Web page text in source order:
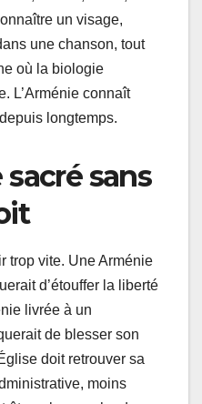
un visage,
une chanson, tout
où la biologie
L’Arménie connaît
longtemps.
sans
trop vite. Une Arménie
d’étouffer la liberté
livrée à un
de blesser son
doit retrouver sa
moins